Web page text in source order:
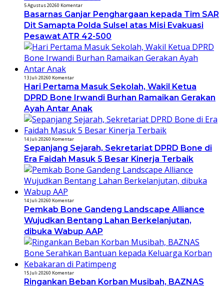
5 Agustus 20260 Komentar
Basarnas Ganjar Penghargaan kepada Tim SAR
Dit Samapta Polda Sulsel atas Misi Evakuasi
Pesawat ATR 42-500
13 Juli 20260 Komentar
Hari Pertama Masuk Sekolah, Wakil Ketua
DPRD Bone Irwandi Burhan Ramaikan Gerakan
Ayah Antar Anak
14 Juli 20260 Komentar
Sepanjang Sejarah, Sekretariat DPRD Bone di
Era Faidah Masuk 5 Besar Kinerja Terbaik
14 Juli 20260 Komentar
Pemkab Bone Gandeng Landscape Alliance
Wujudkan Bentang Lahan Berkelanjutan,
dibuka Wabup AAP
15 Juli 20260 Komentar
Ringankan Beban Korban Musibah, BAZNAS